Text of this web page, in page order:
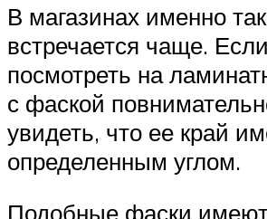
В магазинах именно
встречается чаще. Если
посмотреть на
с фаской
увидеть, что ее край
определенным углом.
Подобные фаски